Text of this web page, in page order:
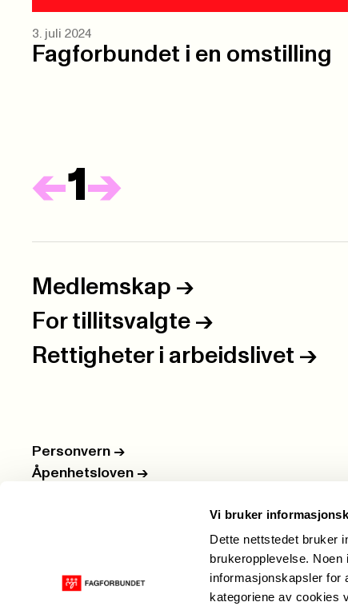
Vi bruker
Dette nettstedet bruker
brukeropplevelse.
informasjonskapsler for
kategoriene av cookies
3. juli 2024
Fagforbundet i en omstilling
<-Forrige
1 ->
Medlemskap ->
For tillitsvalgte ->
Rettigheter i arbeidslivet ->
Personvern ->
Åpenhetsloven ->